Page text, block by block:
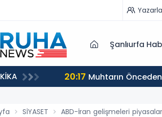
Şanlıurfa
20:17 Muhtarın
SİYASET ABD-İran gelişmeleri